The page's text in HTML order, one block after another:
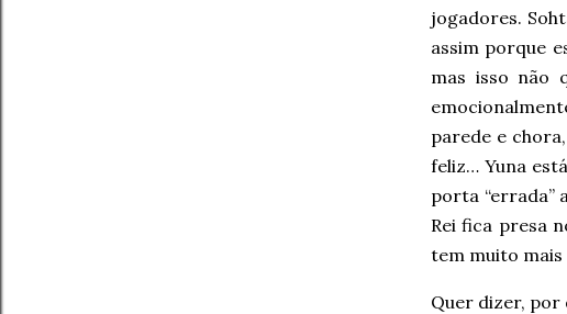
jogadores.
assim porque
mas isso não
parede e
feliz… Yuna
porta “errada”
Rei fica presa
tem muito mais
Quer dizer, por